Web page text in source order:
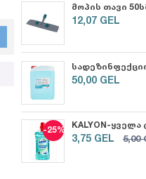
მოპის თავი
12,07 GEL
50,00 GEL
-25%
3,75 GEL 5,00